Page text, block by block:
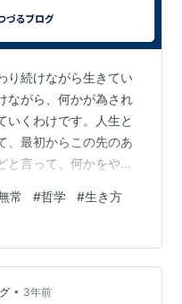
り続けながら生きてい
ながら、何かが為され
いくわけです。人生と
、最初からこの先のあ
と言って、何かをやっ
やっていくという事
、ただ何かに関わり
という事はかなりあり
かをやっていこうと
ていこうとも、いず
常 #哲学 #生き方
• 3年前